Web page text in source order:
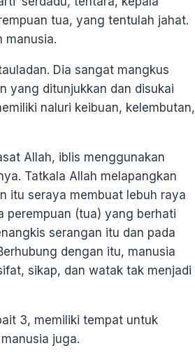
tua, yang tentulah jahat.
manusia.
Dia sangat mangkus
yang ditunjukkan dan disukai
naluri keibuan, kelembutan,
Allah, iblis menggunakan
Tatkala Allah melapangkan
itu seraya membuat lebuh raya
perempuan (tua) yang berhati
serangan itu dan pada
dengan itu, manusia
sikap, dan watak tak menjadi
3, memiliki tempat untuk
juga.